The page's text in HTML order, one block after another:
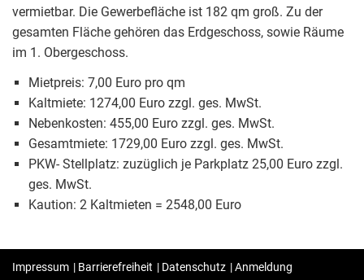
vermietbar. Die Gewerbefläche ist 182 qm groß. Zu der
gesamten Fläche gehören das Erdgeschoss, sowie Räume
im 1. Obergeschoss.
Mietpreis: 7,00 Euro pro qm
Kaltmiete: 1274,00 Euro zzgl. ges. MwSt.
Nebenkosten: 455,00 Euro zzgl. ges. MwSt.
Gesamtmiete: 1729,00 Euro zzgl. ges. MwSt.
PKW- Stellplatz: zuzüglich je Parkplatz 25,00 Euro zzgl.
ges. MwSt.
Kaution: 2 Kaltmieten = 2548,00 Euro
Impressum | Barrierefreiheit | Datenschutz |Anmeldung